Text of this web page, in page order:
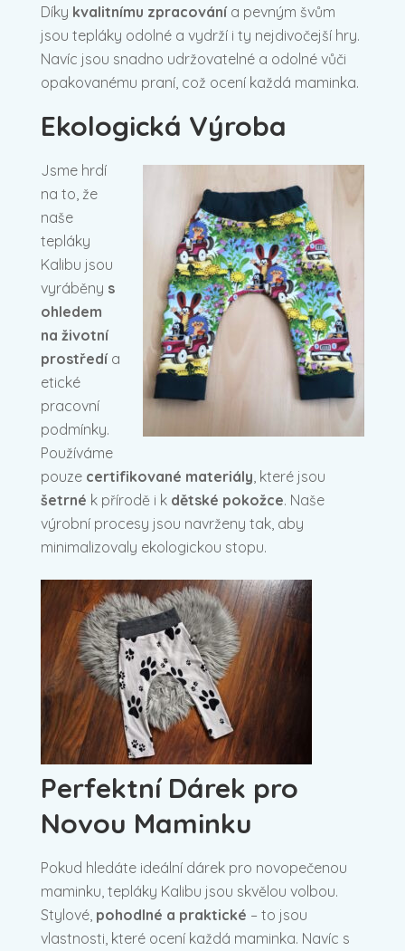
Díky kvalitnímu zpracovánía pevným švům
jsou tepláky odolné a vydrží i ty nejdivočejší hry.
Navíc jsou snadno udržovatelné a odolné vůči
opakovanému praní, což ocení každá maminka.
Ekologická Výroba
Jsme hrdí
na to, že
naše
tepláky
Kalibu jsou
vyráběny s
ohledem
na životní
prostředía
etické
pracovní
podmínky.
Používáme
pouze certifikované materiály , které jsou
šetrné k přírodě i k dětské pokožce. Naše
výrobní procesy jsou navrženy tak, aby
minimalizovaly ekologickou stopu.
Perfektní Dárek pro
Novou Maminku
Pokud hledáte ideální dárek pro novopečenou
maminku, tepláky Kalibu jsou skvělou volbou.
Stylové, pohodlné a praktické – to jsou
vlastnosti, které ocení každá maminka. Navíc s